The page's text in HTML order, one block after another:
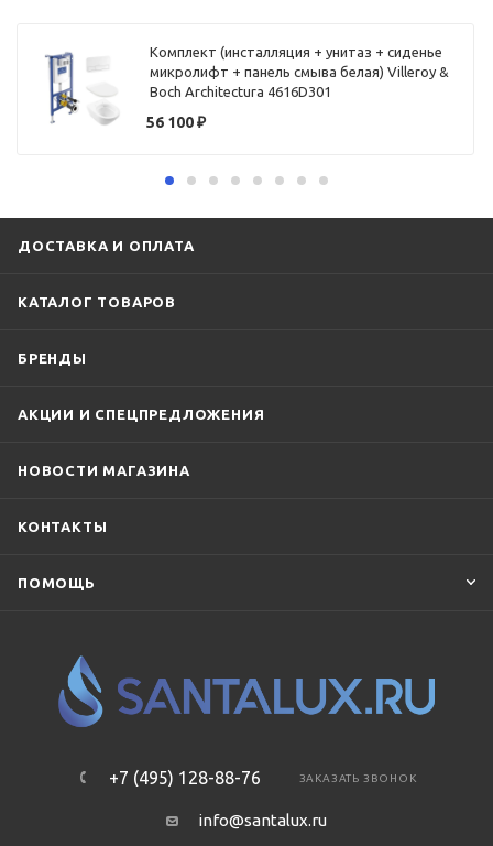
Комплект (инсталляция + унитаз + сиденье
микролифт + панель смыва белая) Villeroy &
Boch Architectura 4616D301
56 100₽
ДОСТАВКА И ОПЛАТА
КАТАЛОГ ТОВАРОВ
БРЕНДЫ
АКЦИИ И СПЕЦПРЕДЛОЖЕНИЯ
НОВОСТИ МАГАЗИНА
КОНТАКТЫ
ПОМОЩЬ
+7 (495) 128-88-76 ЗАКАЗАТЬ ЗВОНОК
info@santalux.ru